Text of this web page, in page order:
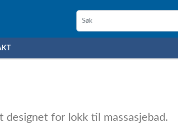
designet for lokk til massasjebad.